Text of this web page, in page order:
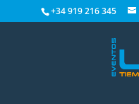
+34 919 216 345